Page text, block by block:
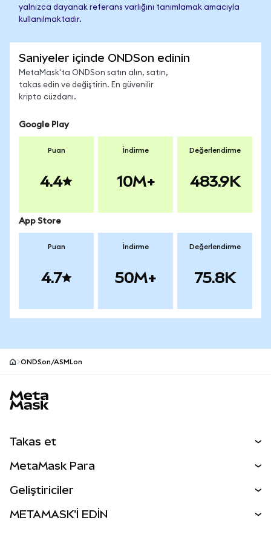
yalnızca dayanak referans varlığını tanımlamak amacıyla
kullanılmaktadır.
Saniyeler içinde ONDSon edinin
MetaMask'ta ONDSon satın alın, satın,
takas edin ve değiştirin. En güvenilir
kripto cüzdanı.
Google Play
Puan
4.4
İndirme
10M+
Değerlendirme
483.9K
App Store
Puan
4.7
İndirme
50M+
Değerlendirme
75.8K
ONDSon/ASMLon
Takas et
Perps
RWA'lar
MetaMask Para
Geliştiriciler
METAMASK'İ EDİN